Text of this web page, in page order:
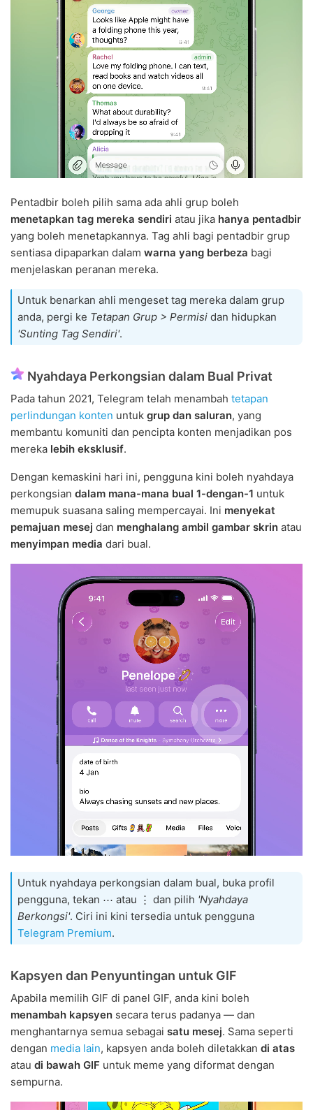
Pentadbir boleh pilih sama ada ahli grup boleh
menetapkan tag mereka sendiri atau jika hanya pentadbir
yang boleh menetapkannya. Tag ahli bagi pentadbir grup
sentiasa dipaparkan dalam warna yang berbeza bagi
menjelaskan peranan mereka.
Untuk benarkan ahli mengeset tag mereka dalam grup
anda, pergi ke Tetapan Grup > Permisi dan hidupkan
'Sunting Tag Sendiri'.
Nyahdaya Perkongsian dalam Bual Privat
Pada tahun 2021, Telegram telah menambah tetapan
perlindungan konten untuk grup dan saluran, yang
membantu komuniti dan pencipta konten menjadikan pos
mereka lebih eksklusif.
Dengan kemaskini hari ini, pengguna kini boleh nyahdaya
perkongsian dalam mana-mana bual 1-dengan-1 untuk
memupuk suasana saling mempercayai. Ini menyekat
pemajuan mesej dan menghalang ambil gambar skrin atau
menyimpan media dari bual.
Untuk nyahdaya perkongsian dalam bual, buka profil
pengguna, tekan ⋯ atau ⋮ dan pilih 'Nyahdaya
Berkongsi'. Ciri ini kini tersedia untuk pengguna
Telegram Premium.
Kapsyen dan Penyuntingan untuk GIF
Apabila memilih GIF di panel GIF, anda kini boleh
menambah kapsyen secara terus padanya — dan
menghantarnya semua sebagai satu mesej. Sama seperti
dengan media lain, kapsyen anda boleh diletakkan di atas
atau di bawah GIF untuk meme yang diformat dengan
sempurna.